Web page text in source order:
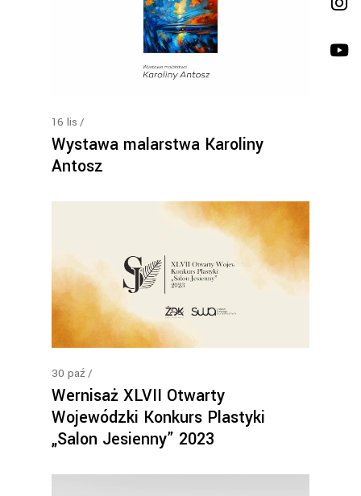
16 lis
Wystawa malarstwa Karoliny
Antosz
30 paź
Wernisaż XLVII Otwarty
Wojewódzki Konkurs Plastyki
„Salon Jesienny” 2023